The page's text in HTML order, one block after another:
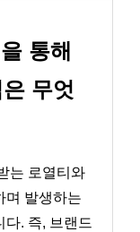
통해
무엇
는 로열티와
며 발생하는
다. 즉, 브랜드